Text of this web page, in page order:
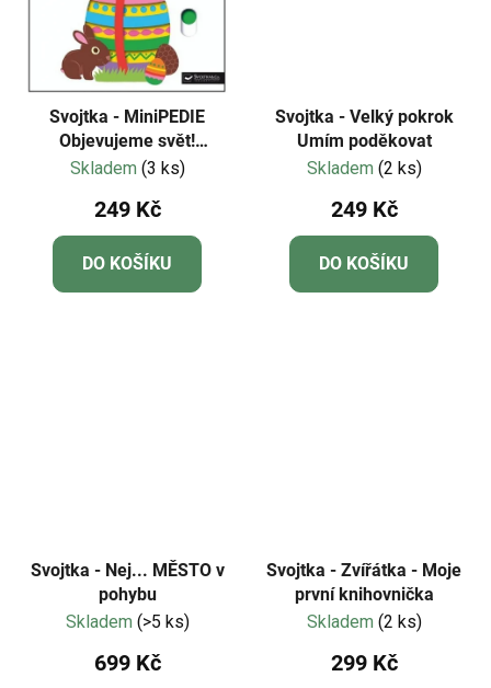
Svojtka - MiniPEDIE
Objevujeme svět!
Velikonoce
Skladem (3 ks)
249 Kč
DO KOŠÍKU
Svojtka - Velký pokrok
Umím poděkovat
Skladem (2 ks)
249 Kč
DO KOŠÍKU
Svojtka - Nej... MĚSTO v
pohybu
Skladem (>5 ks)
699 Kč
Svojtka - Zvířátka - Moje
první knihovnička
Skladem (2 ks)
299 Kč